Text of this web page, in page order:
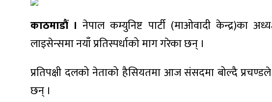
काठमाडौं । नेपाल कम्युनिष्ट पार्टी (माओवादी केन्द्र)का
लाइसेन्समा नयाँ प्रतिस्पर्धाको माग गरेका छन् ।
प्रतिपक्षी दलको नेताको हैसियतमा आज संसदमा बोल्दै
छन् ।